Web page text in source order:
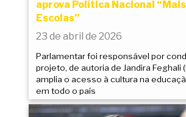
aprova Política Nacional
Escolas”
23 de abril de 2026
Parlamentar foi responsável por
projeto, de autoria de Jandira Feghali
amplia o acesso à cultura na
em todo o país